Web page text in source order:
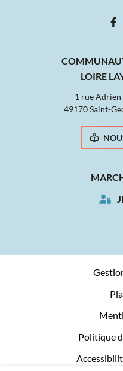
LOIRE
1 rue Adrien
49170 Saint-
Politique